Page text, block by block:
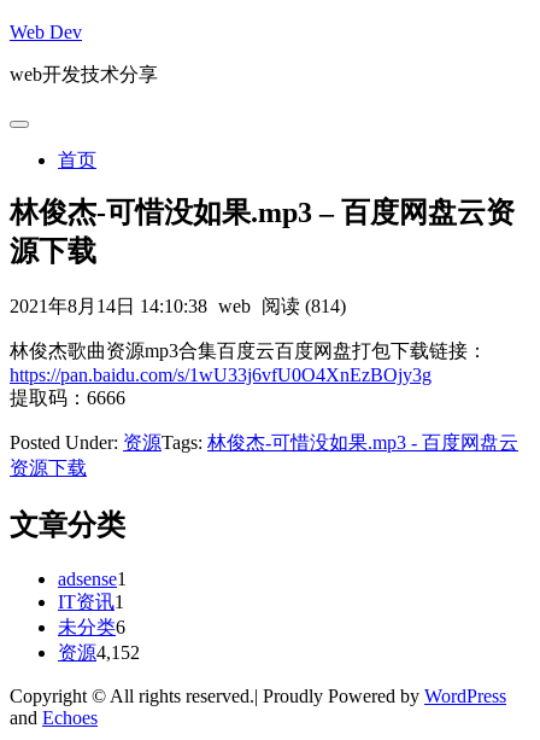
Web Dev
web开发技术分享
首页
林俊杰-可惜没如果.mp3 – 百度网盘云资
源下载
2021年8月14日 14:10:38 web 阅读 (814)
林俊杰歌曲资源mp3合集百度云百度网盘打包下载链接：
https://pan.baidu.com/s/1wU33j6vfU0O4XnEzBOjy3g
提取码：6666
Posted Under: 资源Tags: 林俊杰-可惜没如果.mp3 - 百度网盘云
资源下载
文章分类
adsense1
IT资讯1
未分类6
资源4,152
Copyright © All rights reserved.| Proudly Powered by WordPress
and Echoes